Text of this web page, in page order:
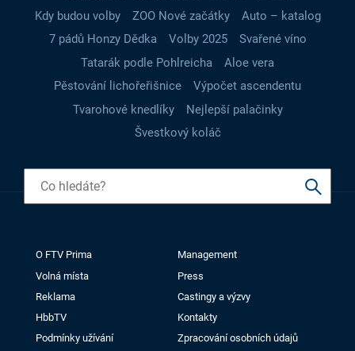
Kdy budou volby
ZOO Nové začátky
Auto – katalog
7 pádů Honzy Dědka
Volby 2025
Svařené víno
Tatarák podle Pohlreicha
Aloe vera
Pěstování lichořeřišnice
Výpočet ascendentu
Tvarohové knedlíky
Nejlepší palačinky
Švestkový koláč
O FTV Prima
Management
Volná místa
Press
Reklama
Castingy a výzvy
HbbTV
Kontakty
Podmínky užívání
Zpracování osobních údajů